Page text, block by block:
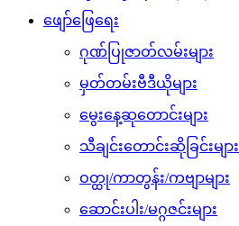
ဖျော်ဖြေရေး
ဂုဏ်ပြုဇာတ်လမ်းများ
မှတ်တမ်းဗီဒီယိုများ
မွေးနေ့ဆုတောင်းများ
သီချင်းတောင်းဆိုခြင်းများ
ဝတ္ထု/ကာတွန်း/ကဗျာများ
ဆောင်းပါး/မဂ္ဂဇင်းများ